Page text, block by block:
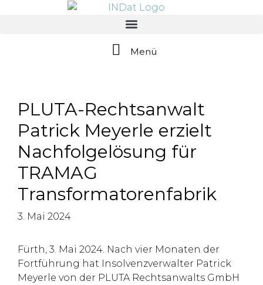
Menü
PLUTA-Rechtsanwalt
Patrick Meyerle erzielt
Nachfolgelösung für
TRAMAG
Transformatorenfabrik
3. Mai 2024
Fürth, 3. Mai 2024. Nach vier Monaten der
Fortführung hat Insolvenzverwalter Patrick
Meyerle von der PLUTA Rechtsanwalts GmbH